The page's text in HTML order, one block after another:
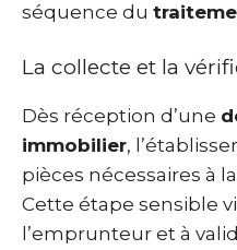
séquence du
La collecte et la
Dès réception d’une
immobilier,
pièces nécessaires à
Cette étape sensible
l’emprunteur et à